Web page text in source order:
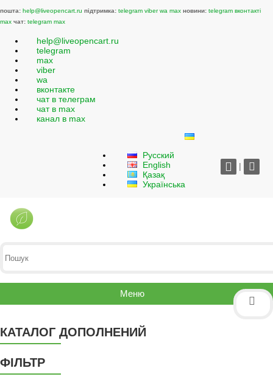
пошта: help@liveopencart.ru підтримка: telegram viber wa max новини: telegram вконтакті
max чат: telegram max
help@liveopencart.ru
telegram
max
viber
wa
вконтакте
чат в телеграм
чат в max
канал в max
Русский
English
Қазақ
Українська
|
Меню
КАТАЛОГ ДОПОЛНЕНИЙ
ФІЛЬТР